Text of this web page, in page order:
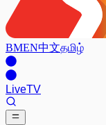
BMEN中文தமிழ்
LiveTV